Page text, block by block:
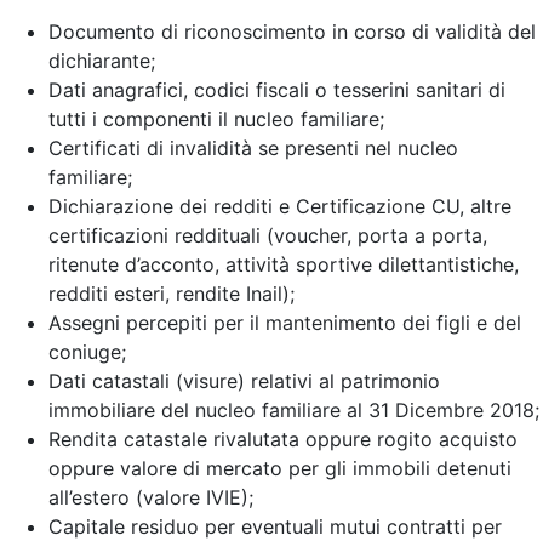
Documento di riconoscimento in corso di validità del
dichiarante;
Dati anagrafici, codici fiscali o tesserini sanitari di
tutti i componenti il nucleo familiare;
Certificati di invalidità se presenti nel nucleo
familiare;
Dichiarazione dei redditi e Certificazione CU, altre
certificazioni reddituali (voucher, porta a porta,
ritenute d’acconto, attività sportive dilettantistiche,
redditi esteri, rendite Inail);
Assegni percepiti per il mantenimento dei figli e del
coniuge;
Dati catastali (visure) relativi al patrimonio
immobiliare del nucleo familiare al 31 Dicembre 2018;
Rendita catastale rivalutata oppure rogito acquisto
oppure valore di mercato per gli immobili detenuti
all’estero (valore IVIE);
Capitale residuo per eventuali mutui contratti per